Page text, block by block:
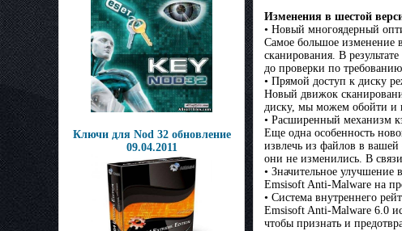
Ключи для Nod 32 обновление
09.04.2011
Изменения в шестой
• Новый многоядерный
Самое большое изменение
сканирования. В
до проверки по
• Прямой доступ к диску
Новый движок
диску, мы можем обойти и
• Расширенный механизм
Еще одна особенность
извлечь из файлов в
они не изменились. В
• Значительное улучшение
Emsisoft Anti-Malware на
• Система внутреннего
Emsisoft Anti-Malware 6.0
чтобы признать и